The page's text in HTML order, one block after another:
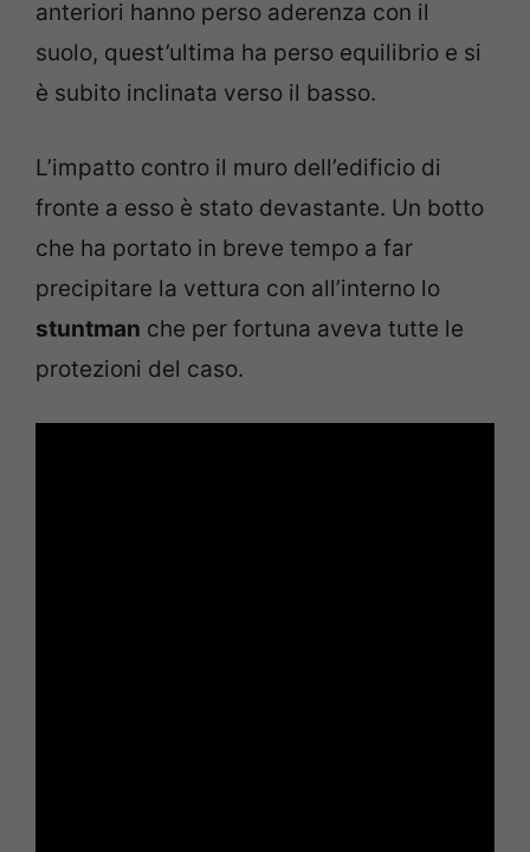
anteriori hanno perso aderenza con il
suolo, quest’ultima ha perso equilibrio e si
è subito inclinata verso il basso.
L’impatto contro il muro dell’edificio di
fronte a esso è stato devastante. Un botto
che ha portato in breve tempo a far
precipitare la vettura con all’interno lo
stuntman che per fortuna aveva tutte le
protezioni del caso.